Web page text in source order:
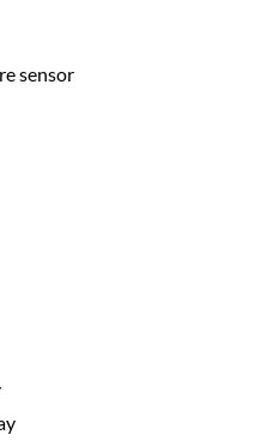
sensor